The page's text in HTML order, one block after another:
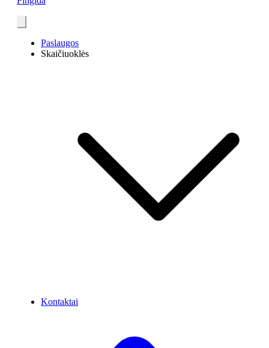
Paslaugos
Skaičiuoklės
Kontaktai